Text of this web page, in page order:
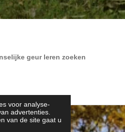
voor analyse-
advertenties.
van de site gaat u
geur leren zoeken